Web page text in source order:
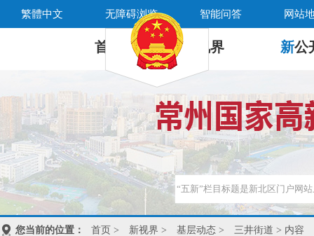
繁體中文 无障碍浏览 智能问答 网站
首 页 新 视界 新公
您当前的位置： 首页 > 新视界 > 基层动态 > 三井街道 > 内容